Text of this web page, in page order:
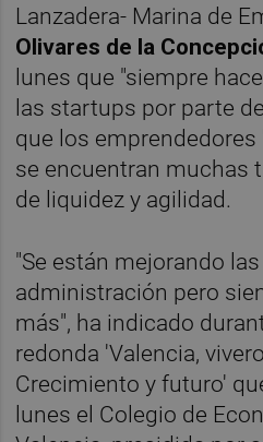
Lanzadera- Marina de
Olivares de la
lunes que "siempre
las startups por parte
que los emprendedores
se encuentran muchas
de liquidez y agilidad.
"Se están mejorando
administración pero
más", ha indicado
redonda 'Valencia,
Crecimiento y futuro'
lunes el Colegio de